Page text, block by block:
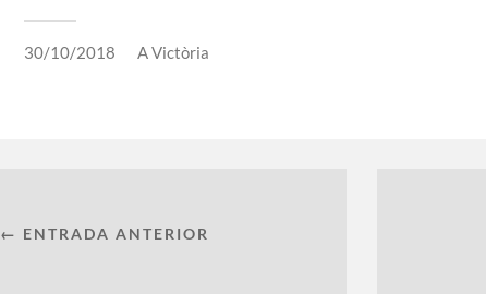
30/10/2018 AVictòria
← ENTRADA ANTERIOR